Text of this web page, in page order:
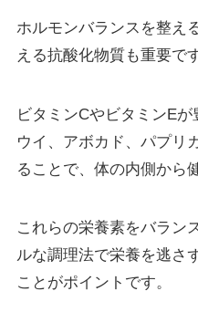
ホルモンバランスを整え
える抗酸化物質も重要です
ビタミンCやビタミンE
ウイ、アボカド、パプリ
ることで、体の内側から
これらの栄養素をバラン
ルな調理法で栄養を逃さ
ことがポイントです。